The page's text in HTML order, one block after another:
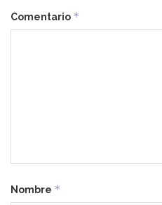
Comentario *
Nombre *